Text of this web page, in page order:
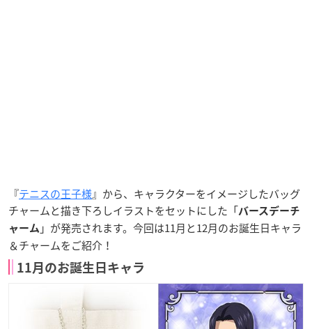
『テニスの王子様』から、キャラクターをイメージしたバッグ
チャームと描き下ろしイラストをセットにした「バースデーチ
ャーム 」が発売されます。今回は11月と12月のお誕生日キャラ
＆チャームをご紹介！
11月のお誕生日キャラ